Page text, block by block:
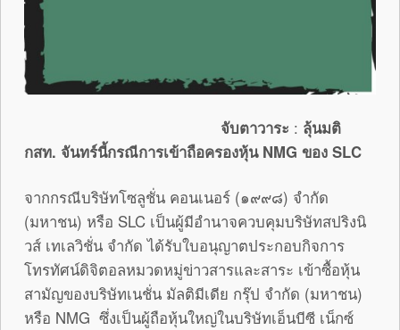
จับตาวาระ : ลุ้นมติ
กสท. จันทร์นี้กรณีการเข้าถือครองหุ้น NMG ของ SLC
จากกรณีบริษัทโซลูชั่น คอนเนอร์ (๑๙๙๘) จำกัด
(มหาชน) หรือ SLC เป็นผู้มีอำนาจควบคุมบริษัทสปริงนิ
วส์ เทเลวิชั่น จำกัด ได้รับใบอนุญาตประกอบกิจการ
โทรทัศน์ดิจิตอลหมวดหมู่ข่าวสารและสาระ เข้าซื้อหุ้น
สามัญของบริษัทเนชั่น มัลติมีเดีย กรุ๊ป จำกัด (มหาชน)
หรือ NMG ซึ่งเป็นผู้ถือหุ้นใหญ่ในบริษัทเอ็นบีซี เน็กซ์